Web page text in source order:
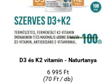
D3 és K2 vitamin - Naturtanya
6 995 Ft
(70 Ft / db)